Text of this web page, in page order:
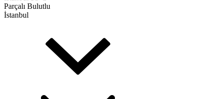
Parçalı Bulutlu
İstanbul